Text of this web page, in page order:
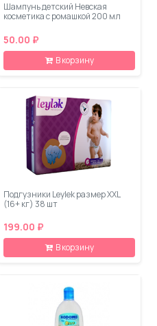
Шампунь детский Невская
косметика с ромашкой 200 мл
50.00 ₽
В корзину
Подгузники Leylеk размер XXL
(16+ кг) 38 шт
199.00 ₽
В корзину